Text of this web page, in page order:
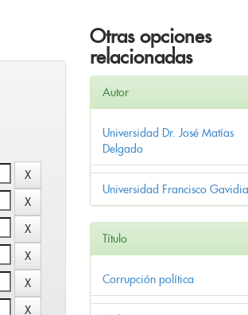
Otras opciones
relacionadas
Autor
Universidad Dr. José Matías
Delgado
Universidad Francisco Gavidia
Título
Corrupción política